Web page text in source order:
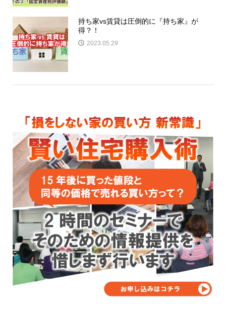
持ち家vs賃貸は圧倒的に『持ち家』が
得？！
2023.05.29